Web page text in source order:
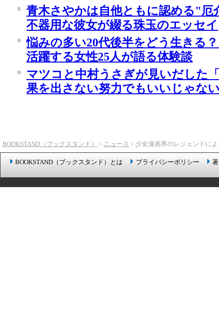
青木さやかは自他ともに認める"
不器用な彼女が綴る珠玉のエッセイ
悩みの多い20代後半をどう生きる
活躍する女性25人が語る体験談
マツコと中村うさぎが見いだした
果を出さない努力でもいいじゃな
BOOKSTAND（ブックスタンド） > ニュース > 少女漫画界のレジェンドに
BOOKSTAND（ブックスタンド）とは プライバシーポリシー